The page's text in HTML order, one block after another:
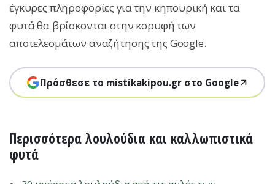
έγκυρες πληροφορίες για την κηπουρική και τα
φυτά θα βρίσκονται στην κορυφή των
αποτελεσμάτων αναζήτησης της Google.
Πρόσθεσε το mistikakipou.gr στο Google
Περισσότερα λουλούδια και καλλωπιστικά
φυτά